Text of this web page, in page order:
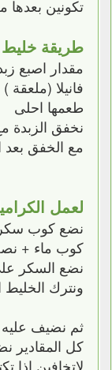
تكونين بعدها
طريقة خليط
مقدار اصبع
طعمها احلى
نخفق الزبدة
مع الخفق بعد
لعمل
نضع كوب سكر
كوب ماء +
نضع السكر
ونترك الخليط
ثم نضيف عليه
كل المقادير
لاتخافين اذا